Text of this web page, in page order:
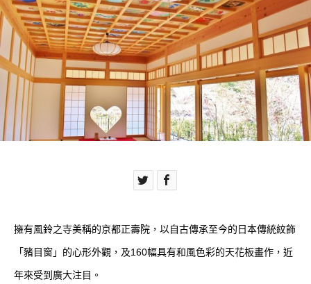
擁有風鈴之寺美稱的京都正壽院，以自古傳承至今的日本傳統紋飾
「豬目窗」的心形外觀，及160幅具有和風色彩的天花板畫作，近
年來受到廣大注目。